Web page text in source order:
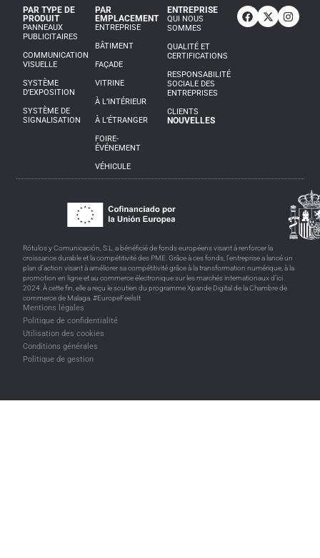
PAR TYPE DE
PRODUIT
PANNEAUX
PUBLICITAIRES
COMMUNICATION
VISUELLE
SYSTÈME
D’EXPOSITION
SYSTÈME DE
SIGNALISATION
PAR
EMPLACEMENT
ENTREPRISE
BÂTIMENT
FAÇADE
VITRINE
À L’INTÉRIEUR
À L’ÉTRANGER
FOIRE-
ÉVÉNEMENT
VÉHICULE
ENTREPRISE
QUI NOUS
SOMMES
QUALITÉ ET
CERTIFICATIONS
RESPONSABILITÉ
SOCIALE DES
ENTREPRISES
CLIENTS
NOUVELLES
Rótulos y Comunicación, S.L. a bénéficié de fonds européens visant à renforcer la
croissance durable et la compétitivité des PME. Grâce à ces fonds, l’entreprise a lancé un
plan d’action visant à améliorer sa compétitivité grâce à la transformation numérique, à la
promotion en ligne et au commerce électronique sur les marchés internationaux d’ici
2024. À cette fin, elle a reçu le soutien du programme Xpande Digital de la Chambre de
commerce de Malaga. #EuropeFeelsIt
Mentions légales
Politique de confidentialité
Utilisation des cookies
Conditions générales
Politique de gestion